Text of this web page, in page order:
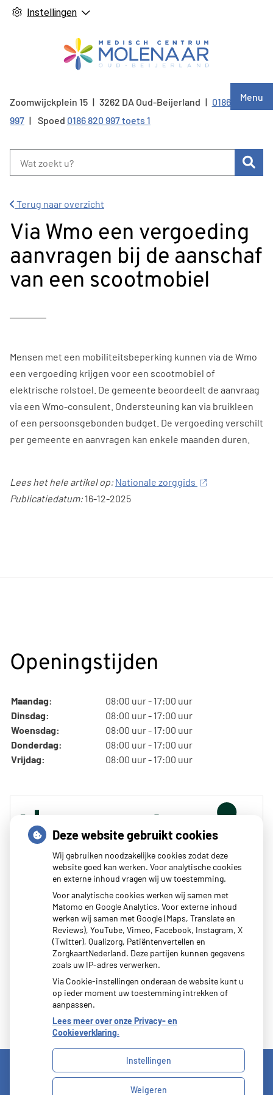
Instellingen
Menu
Zoomwijckplein 15 3262 DA Oud-Beijerland Tel:
0186 820
997
Spoed 0186 820 997 toets 1
Terug naar overzicht
Via Wmo een vergoeding
aanvragen bij de aanschaf
van een scootmobiel
Mensen met een mobiliteitsbeperking kunnen via de Wmo
een vergoeding krijgen voor een scootmobiel of
elektrische rolstoel. De gemeente beoordeelt de aanvraag
via een Wmo-consulent. Ondersteuning kan via bruikleen
of een persoonsgebonden budget. De vergoeding verschilt
per gemeente en aanvragen kan enkele maanden duren.
Lees het hele artikel op: Nationale zorggids
Publicatiedatum:16-12-2025
Openingstijden
Maandag:
08:00 uur - 17:00 uur
Dinsdag:
08:00 uur - 17:00 uur
Woensdag:
08:00 uur - 17:00 uur
Donderdag:
08:00 uur - 17:00 uur
Vrijdag:
08:00 uur - 17:00 uur
Zoeken
of zoek op lichaam
Betrouwbare informatie over ziekte en gezondheid
Uw Zorg Online|Beheer
Deze website gebruikt cookies
Wij gebruiken noodzakelijke cookies zodat deze
website goed kan werken. Voor analytische cookies
en externe inhoud vragen wij uw toestemming.
Voor analytische cookies werken wij samen met
Matomo en Google Analytics. Voor externe inhoud
werken wij samen met Google (Maps, Translate en
Reviews), YouTube, Vimeo, Facebook, Instagram, X
(Twitter), Qualizorg, Patiëntenvertellen en
ZorgkaartNederland. Deze partijen kunnen gegevens
zoals uw IP-adres verwerken.
Via Cookie-instellingen onderaan de website kunt u
op ieder moment uw toestemming intrekken of
aanpassen.
Lees meer over onze Privacy- en
Cookieverklaring.
Instellingen
Weigeren